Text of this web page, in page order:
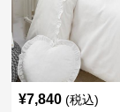
¥7,840 (税込)